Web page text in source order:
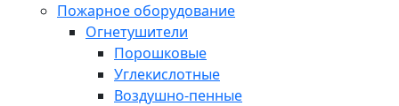
Пожарное оборудование
Огнетушители
Порошковые
Углекислотные
Воздушно-пенные